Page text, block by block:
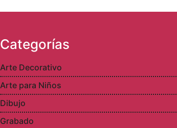
Categorías
Arte Decorativo
Arte para Niños
Dibujo
Grabado